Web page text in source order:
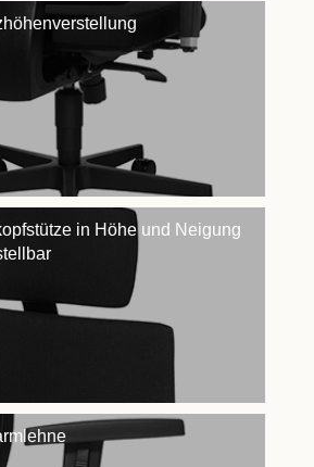
in Höhe und Neigung